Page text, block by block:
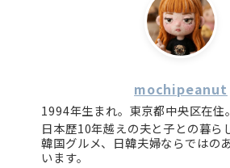
mochipeanut
1994年生まれ。東京都中央区在住。
日本歴10年越えの夫と子との暮ら
韓国グルメ、日韓夫婦ならではの
います。